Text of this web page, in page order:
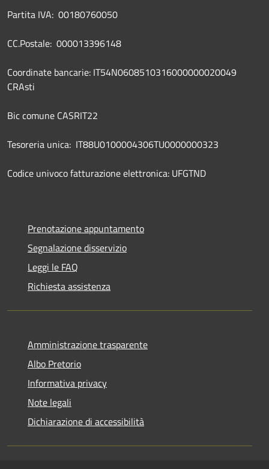
Partita IVA: 00180760050
CC.Postale: 000013396148
Coordinate bancarie: IT54N0608510316000000020049
CRAsti
Bic comune CASRIT22
Tesoreria unica: IT88U0100004306TU0000000323
Codice univoco fatturazione elettronica: UFGTND
Prenotazione appuntamento
Segnalazione disservizio
Leggi le FAQ
Richiesta assistenza
Amministrazione trasparente
Albo Pretorio
Informativa privacy
Note legali
Dichiarazione di accessibilità